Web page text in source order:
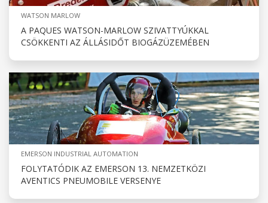
WATSON MARLOW
A PAQUES WATSON-MARLOW SZIVATTYÚKKAL
CSÖKKENTI AZ ÁLLÁSIDŐT BIOGÁZÜZEMÉBEN
EMERSON INDUSTRIAL AUTOMATION
FOLYTATÓDIK AZ EMERSON 13. NEMZETKÖZI
AVENTICS PNEUMOBILE VERSENYE